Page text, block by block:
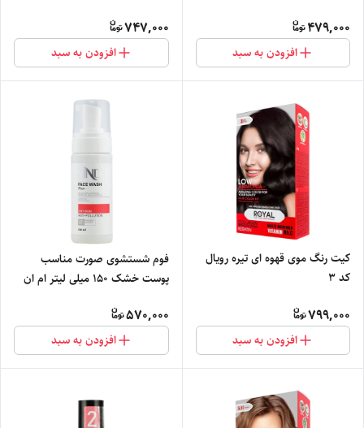
479,000
افزودن به سبد
747,000
افزودن به سبد
کیت رنگ موی قهوه ای تیره رویال
کد 3
799,000
افزودن به سبد
فوم شستشوی صورت مناسب
پوست خشک 150 میلی لیتر ام ان
570,000
افزودن به سبد